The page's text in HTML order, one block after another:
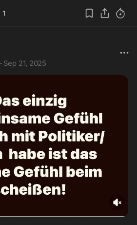
1
· Sep 21, 2025